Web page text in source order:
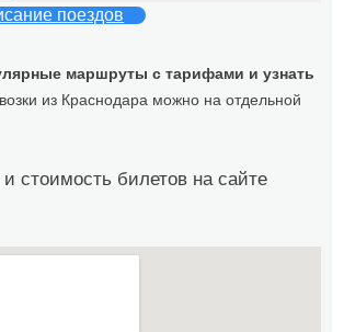
поездов
маршруты с тарифами и узнать
из Краснодара можно на отдельной
стоимость билетов на сайте